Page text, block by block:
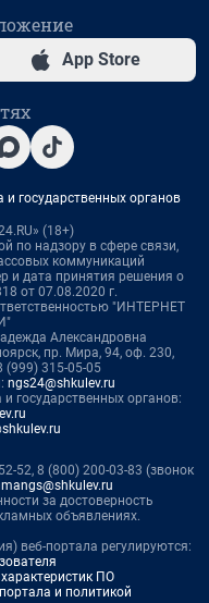
App Store
государственных органов
(18+)
по надзору в сфере связи,
коммуникаций
и дата принятия решения о
от 07.08.2020 г.
"ИНТЕРНЕТ
Александровна
пр. Мира, 94, оф. 230,
(999) 315-05-05
ngs24@shkulev.ru
государственных органов:
52, 8 (800) 200-03-83 (звонок
за достоверность
объявлениях.
веб-портала регулируются:
ПО
и политикой